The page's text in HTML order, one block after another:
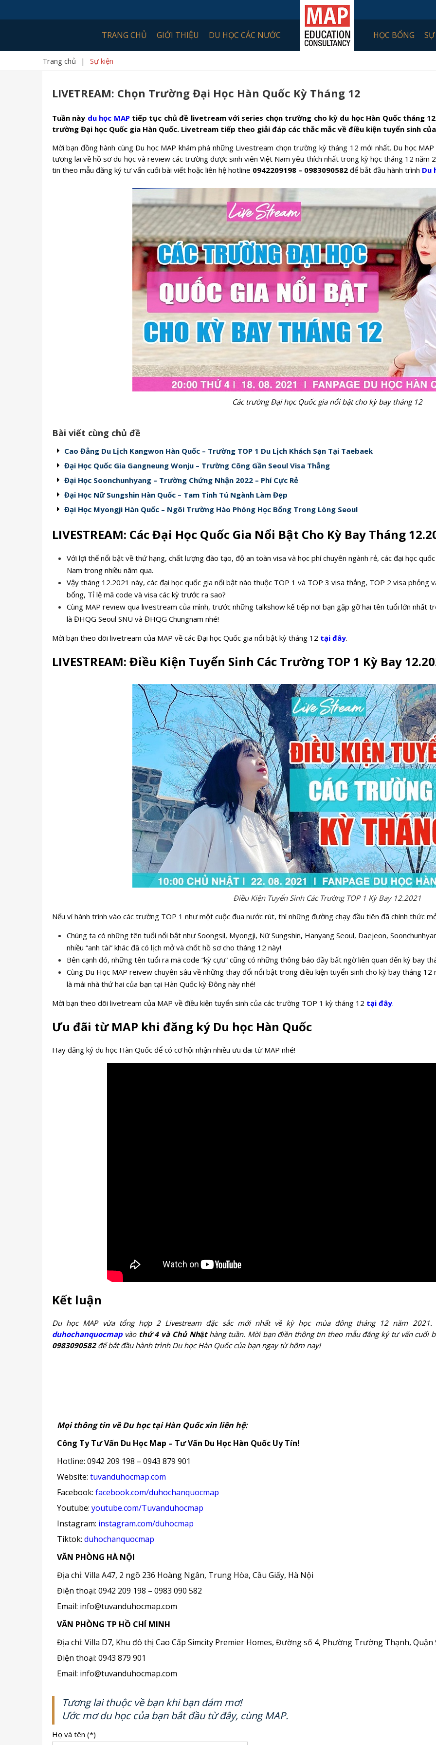
TRANG CHỦ GIỚI THIỆU DU HỌC CÁC NƯỚC HỌC BỔNG
Trang chủ | Sự kiện
LIVETREAM: Chọn Trường Đại Học Hàn Quốc Kỳ Tháng 12
Tuần này du học MAPtiếp tục chủ đề livetream với series chọn trường cho kỳ du học Hàn Quốc tháng
trường Đại học Quốc gia Hàn Quốc. Livetream tiếp theo giải đáp các thắc mắc về điều kiện tuyển sinh
Mời bạn đồng hành cùng Du học MAP khám phá những Livestream chọn trường kỳ tháng 12 mới nhất. Du học
tương lai về hồ sơ du học và review các trường được sinh viên Việt Nam yêu thích nhất trong kỳ học tháng 12 năm
tin theo mẫu đăng ký tư vấn cuối bài viết hoặc liên hệ hotline 0942209198 – 0983090582 để bắt đầu hành trình Du
Các trường Đại học Quốc gia nổi bật cho kỳ bay tháng 12
Bài viết cùng chủ đề
Cao Đẳng Du Lịch Kangwon Hàn Quốc – Trường TOP 1 Du Lịch Khách Sạn Tại Taebaek
Đại Học Quốc Gia Gangneung Wonju – Trường Công Gần Seoul Visa Thẳng
Đại Học Soonchunhyang – Trường Chứng Nhận 2022 – Phí Cực Rẻ
Đại Học Nữ Sungshin Hàn Quốc – Tam Tinh Tú Ngành Làm Đẹp
Đại Học Myongji Hàn Quốc – Ngôi Trường Hào Phóng Học Bổng Trong Lòng Seoul
LIVESTREAM: Các Đại Học Quốc Gia Nổi Bật Cho Kỳ Bay Tháng
Với lợi thế nổi bật về thứ hạng, chất lượng đào tạo, độ an toàn visa và học phí chuyên ngành rẻ, các đại học
Nam trong nhiều năm qua.
Vậy tháng 12.2021 này, các đại học quốc gia nổi bật nào thuộc TOP 1 và TOP 3 visa thẳng, TOP 2 visa phỏng
bổng, Tỉ lệ mã code và visa các kỳ trước ra sao?
Cùng MAP review qua livestream của mình, trước những talkshow kế tiếp nơi bạn gặp gỡ hai tên tuổi lớn nhất
là ĐHQG Seoul SNU và ĐHQG Chungnam nhé!
Mời bạn theo dõi livetream của MAP về các Đại học Quốc gia nổi bật kỳ tháng 12 tại đây.
LIVESTREAM: Điều Kiện Tuyển Sinh Các Trường TOP 1 Kỳ Bay
Điều Kiện Tuyển Sinh Các Trường TOP 1 Kỳ Bay 12.2021
Nếu ví hành trình vào các trường TOP 1 như một cuộc đua nước rút, thì những đường chạy đầu tiên đã chính thức
Chúng ta có những tên tuổi nổi bật như Soongsil, Myongji, Nữ Sungshin, Hanyang Seoul, Daejeon,
nhiều “anh tài” khác đã có lịch mở và chốt hồ sơ cho tháng 12 này!
Bên cạnh đó, những tên tuổi ra mã code “kỳ cựu” cũng có những thông báo đầy bất ngờ liên quan đến kỳ bay
Cùng Du Học MAP reivew chuyên sâu về những thay đổi nổi bật trong điều kiện tuyển sinh cho kỳ bay tháng
là mái nhà thứ hai của bạn tại Hàn Quốc kỳ Đông này nhé!
Mời bạn theo dõi livetream của MAP về điều kiện tuyển sinh của các trường TOP 1 kỳ tháng 12 tại đây.
Ưu đãi từ MAP khi đăng ký Du học Hàn Quốc
Hãy đăng ký du học Hàn Quốc để có cơ hội nhận nhiều ưu đãi từ MAP nhé!
Kết luận
Du học MAP vừa tổng hợp 2 Livestream đặc sắc mới nhất về kỳ học mùa đông tháng 12 năm 2021.
duhochanquocmapvào thứ 4 và Chủ Nhậthàng tuần. Mời bạn điền thông tin theo mẫu đăng ký tư vấn cuối
0983090582để bắt đầu hành trình Du học Hàn Quốc của bạn ngay từ hôm nay!
Mọi thông tin về Du học tại Hàn Quốc xin liên hệ:
Công Ty Tư Vấn Du Học Map – Tư Vấn Du Học Hàn Quốc Uy Tín!
Hotline: 0942 209 198 – 0943 879 901
Website: tuvanduhocmap.com
Facebook: facebook.com/duhochanquocmap
Youtube: youtube.com/Tuvanduhocmap
Instagram: instagram.com/duhocmap
Tiktok: duhochanquocmap
VĂN PHÒNG HÀ NỘI
Địa chỉ: Villa A47, 2 ngõ 236 Hoàng Ngân, Trung Hòa, Cầu Giấy, Hà Nội
Điện thoại: 0942 209 198 – 0983 090 582
Email: info@tuvanduhocmap.com
VĂN PHÒNG TP HỒ CHÍ MINH
Địa chỉ: Villa D7, Khu đô thị Cao Cấp Simcity Premier Homes, Đường số 4, Phường Trường Thạnh, Quận
Điện thoại: 0943 879 901
Email: info@tuvanduhocmap.com
Tương lai thuộc về bạn khi bạn dám mơ!
Ước mơ du học của bạn bắt đầu từ đây, cùng MAP.
Họ và tên (*)